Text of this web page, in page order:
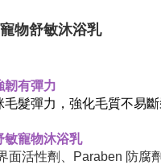
物舒敏沐浴乳
韌有彈力
髮彈力，強化毛質不易斷
敏寵物沐浴乳
面活性劑、Paraben 防腐